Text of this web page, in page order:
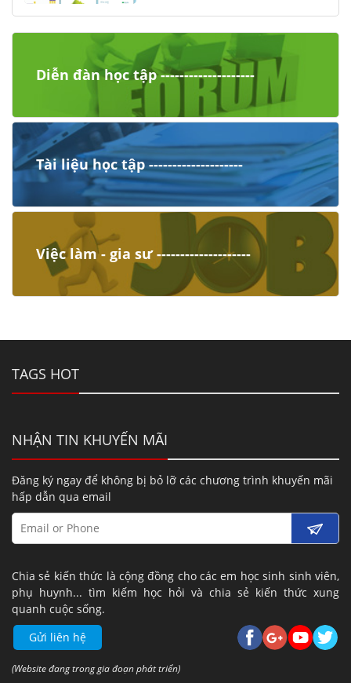
Diễn đàn học tập --------------------
Tài liệu học tập --------------------
Việc làm - gia sư --------------------
TAGS HOT
NHẬN TIN KHUYẾN MÃI
Đăng ký ngay để không bị bỏ lỡ các chương trình khuyến mãi
hấp dẫn qua email
Chia sẻ kiến thức là cộng đồng cho các em học sinh sinh viên,
phụ huynh... tìm kiếm học hỏi và chia sẻ kiến thức xung
quanh cuộc sống.
Gửi liên hệ
(Website đang trong gia đoạn phát triển)